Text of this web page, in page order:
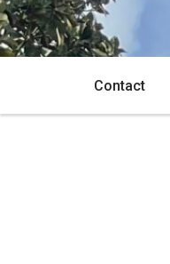
Contact